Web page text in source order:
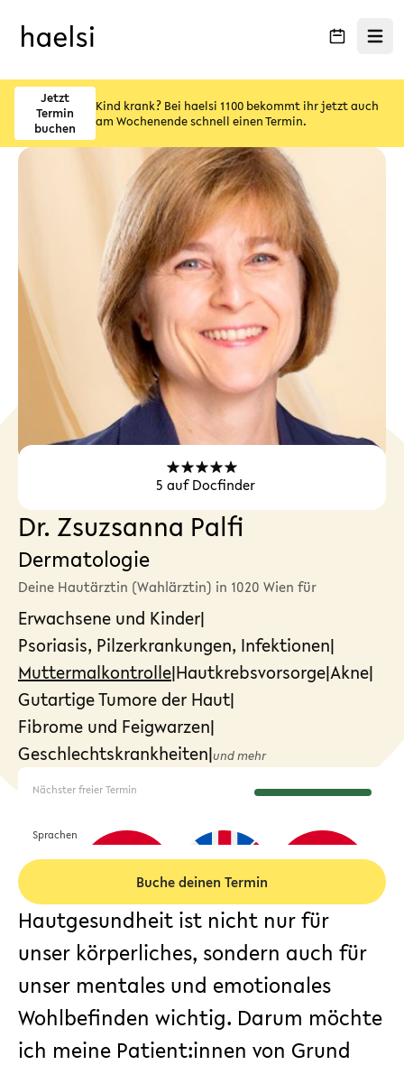
Menü
Jetzt
Termin
buchen
Kind krank? Bei haelsi 1100 bekommt ihr jetzt auch
am Wochenende schnell einen Termin.
5 auf Docfinder
Dr. Zsuzsanna Palfi
Dermatologie
Deine Hautärztin (Wahlärztin) in 1020 Wien für
Erwachsene und Kinder|
Psoriasis, Pilzerkrankungen, Infektionen|
Muttermalkontrolle|Hautkrebsvorsorge|Akne|
Gutartige Tumore der Haut|
Fibrome und Feigwarzen|
Geschlechtskrankheiten|und mehr
Nächster freier Termin
Sprachen
Buche deinen Termin
Hautgesundheit ist nicht nur für
unser körperliches, sondern auch für
unser mentales und emotionales
Wohlbefinden wichtig. Darum möchte
ich meine Patient:innen von Grund